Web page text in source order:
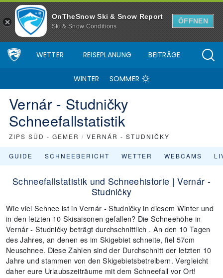
OnTheSnow Ski & Snow Report
Ski & Snow Conditions
ÖFFNEN
WETTER REISEPLANUNG BEITRÄGE
WINTER SOMMER
Vernár - Studničky
Schneefallstatistik
ZIPS SÜD - GEMER / VERNÁR - STUDNIČKY
GUIDE SCHNEEBERICHT WETTER WEBCAMS
Schneefallstatistik und Schneehistorie | Vernár -
Studničky
Wie viel Schnee ist in Vernár - Studničky in diesem Winter und
in den letzten 10 Skisaisonen gefallen? Die Schneehöhe in
Vernár - Studničky beträgt durchschnittlich . An den 10 Tagen
des Jahres, an denen es im Skigebiet schneite, fiel 57cm
Neuschnee. Diese Zahlen sind der Durchschnitt der letzten 10
Jahre und stammen von den Skigebietsbetreibern. Vergleicht
daher eure Urlaubszeiträume mit dem Schneefall vor Ort!